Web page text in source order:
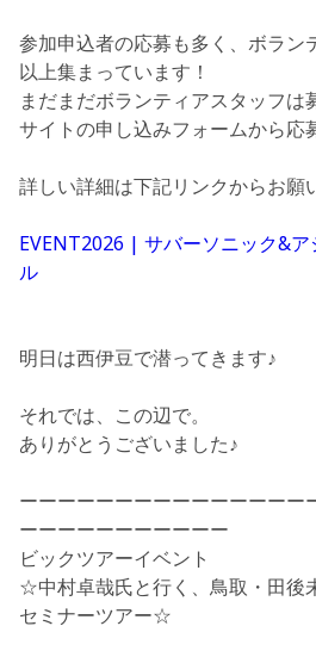
参加申込者の応募も多く、ボラン
以上集まっています！
まだまだボランティアスタッフ
サイトの申し込みフォームから応
詳しい詳細は下記リンクからお願
EVENT2026 | サバーソニック&
ル
明日は西伊豆で潜ってきます♪
それでは、この辺で。
ありがとうございました♪
ーーーーーーーーーーーーーーー
ーーーーーーーーーーー
ビックツアーイベント
☆中村卓哉氏と行く、鳥取・田
セミナーツアー☆